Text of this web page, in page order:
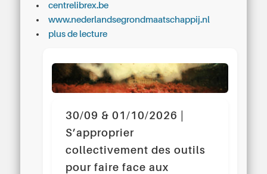
centrelibrex.be
www.nederlandsegrondmaatschappij.nl
plus de lecture
30/09 & 01/10/2026 |
S’approprier
collectivement des outils
pour faire face aux